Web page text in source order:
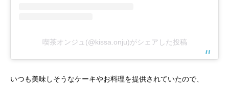
喫茶オンジュ(@kissa.onju)がシェアした投稿
いつも美味しそうなケーキやお料理を提供されていたので、